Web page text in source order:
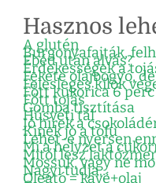
Hasznos
A glutén
Burgonyafajták,
Ebéd után alvás?
Érdekességek a
Fekete olajbogyó,
Felesleges kilók
Főtt kukorica 6
Főtt tojás
Gomba tisztítása
Húsvéti tál
Jó hírek a
Kinek jó a tofu
Lehet-e nyersen
Mi a helyzet a
Mitől lesz
Mossuk, vagy ne
Nagyi tudja…
Oleátó = kávé+olaj